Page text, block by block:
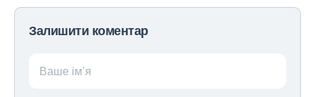
Залишити коментар
Ваше ім’я